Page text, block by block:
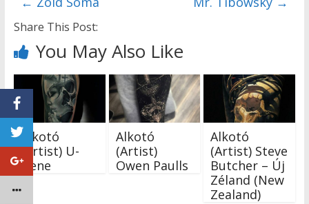
Share This Post:
You May Also Like
Alkotó
(Artist) U-
Gene
Alkotó
(Artist)
Owen Paulls
Alkotó
(Artist) Steve
Butcher – Új
Zéland (New
Zealand)